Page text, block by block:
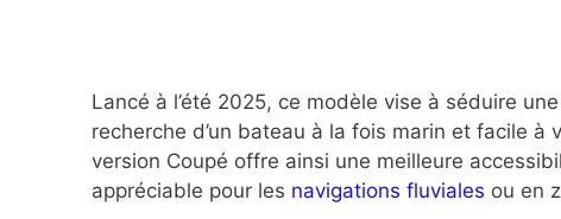
Lancé à l’été 2025, ce modèle vise à séduire
recherche d’un bateau à la fois marin et facile à
version Coupé offre ainsi une meilleure
appréciable pour les navigations fluviales ou en